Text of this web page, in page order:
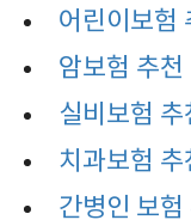
어린이보험
암보험 추천
실비보험 추
치과보험 추
간병인 보험